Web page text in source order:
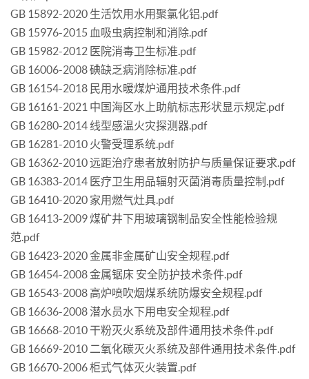
GB 15892-2020 生活饮用水用聚氯化铝.pdf
GB 15976-2015 血吸虫病控制和消除.pdf
GB 15982-2012 医院消毒卫生标准.pdf
GB 16006-2008 碘缺乏病消除标准.pdf
GB 16154-2018 民用水暖煤炉通用技术条件.pdf
GB 16161-2021 中国海区水上助航标志形状显示规定.pdf
GB 16280-2014 线型感温火灾探测器.pdf
GB 16281-2010 火警受理系统.pdf
GB 16362-2010 远距治疗患者放射防护与质量保证要求.pdf
GB 16383-2014 医疗卫生用品辐射灭菌消毒质量控制.pdf
GB 16410-2020 家用燃气灶具.pdf
GB 16413-2009 煤矿井下用玻璃钢制品安全性能检验规
范.pdf
GB 16423-2020 金属非金属矿山安全规程.pdf
GB 16454-2008 金属锯床 安全防护技术条件.pdf
GB 16543-2008 高炉喷吹烟煤系统防爆安全规程.pdf
GB 16636-2008 潜水员水下用电安全规程.pdf
GB 16668-2010 干粉灭火系统及部件通用技术条件.pdf
GB 16669-2010 二氧化碳灭火系统及部件通用技术条件.pdf
GB 16670-2006 柜式气体灭火装置.pdf